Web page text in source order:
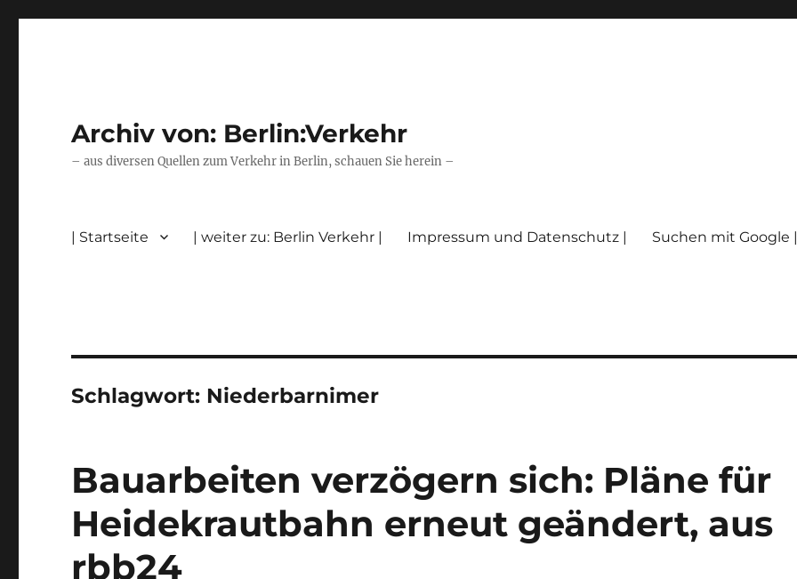
Archiv von: Berlin:Verkehr
– aus diversen Quellen zum Verkehr in Berlin, schauen Sie herein –
| Startseite | weiter zu: Berlin Verkehr | Impressum und Datenschutz | Suchen mit Google |
Schlagwort: Niederbarnimer
Bauarbeiten verzögern sich: Pläne für
Heidekrautbahn erneut geändert, aus
rbb24